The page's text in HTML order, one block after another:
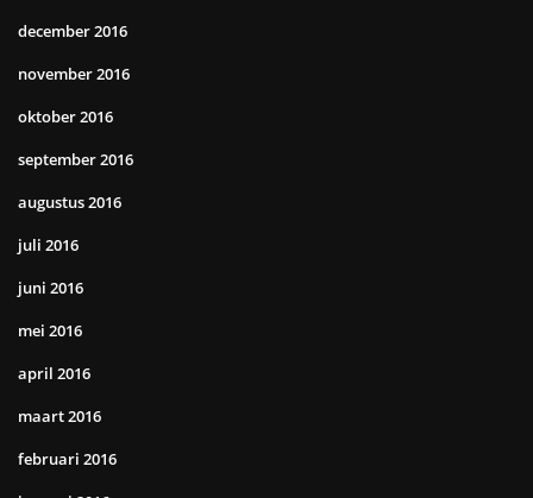
december 2016
november 2016
oktober 2016
september 2016
augustus 2016
juli 2016
juni 2016
mei 2016
april 2016
maart 2016
februari 2016